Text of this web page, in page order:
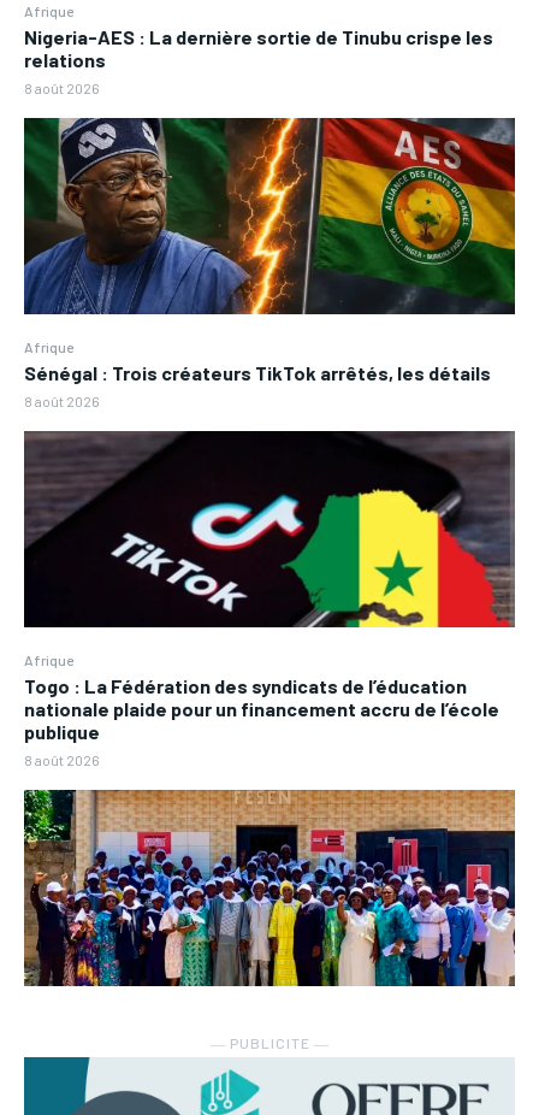
Afrique
Nigeria-AES : La dernière sortie de Tinubu crispe les
relations
8 août 2026
Afrique
Sénégal : Trois créateurs TikTok arrêtés, les détails
8 août 2026
Afrique
Togo : La Fédération des syndicats de l’éducation
nationale plaide pour un financement accru de l’école
publique
8 août 2026
― PUBLICITE ―